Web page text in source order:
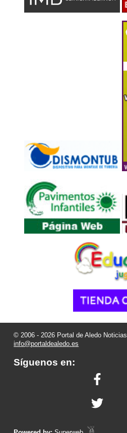
© 2006 - 2026 Portal de Aledo Noticias
info@portaldealedo.es
Síguenos en: